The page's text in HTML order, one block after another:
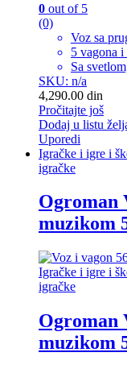
0 out of 5
(0)
Voz sa
5 vagona i
Sa
SKU: n/a
4,290.00 din
Pročitajte još
Dodaj u listu
Uporedi
Igračke i igre i
igračke
Ogroman
muzikom
Igračke i igre i
igračke
Ogroman
muzikom